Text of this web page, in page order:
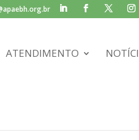
ATENDIMENTO